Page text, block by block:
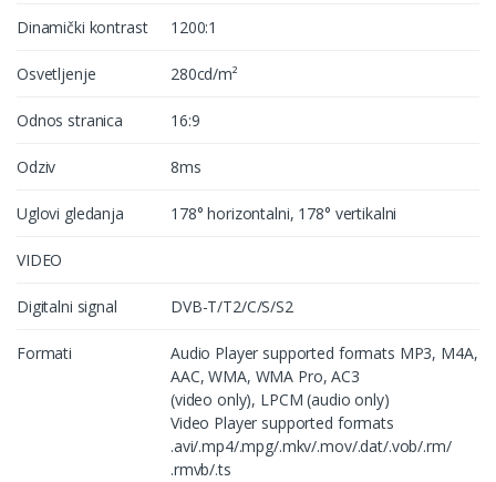
Dinamički kontrast 1200:1
Osvetljenje 280cd/m²
Odnos stranica 16:9
Odziv 8ms
Uglovi gledanja 178° horizontalni, 178° vertikalni
VIDEO
Digitalni signal DVB-T/T2/C/S/S2
Formati
Audio Player supported formats MP3, M4A,
AAC, WMA, WMA Pro, AC3
(video only), LPCM (audio only)
Video Player supported formats
.avi/.mp4/.mpg/.mkv/.mov/.dat/.vob/.rm/
.rmvb/.ts